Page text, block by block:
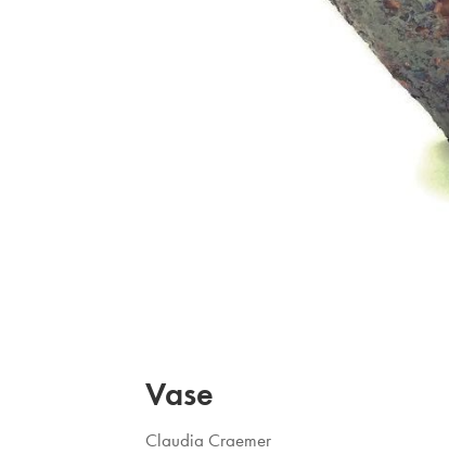
Vase
Claudia Craemer